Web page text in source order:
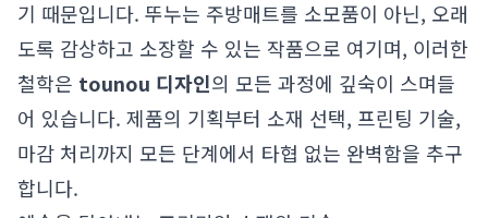
기 때문입니다. 뚜누는 주방매트를 소모품이 아닌, 오래
도록 감상하고 소장할 수 있는 작품으로 여기며, 이러한
철학은 tounou 디자인의 모든 과정에 깊숙이 스며들
어 있습니다. 제품의 기획부터 소재 선택, 프린팅 기술,
마감 처리까지 모든 단계에서 타협 없는 완벽함을 추구
합니다.